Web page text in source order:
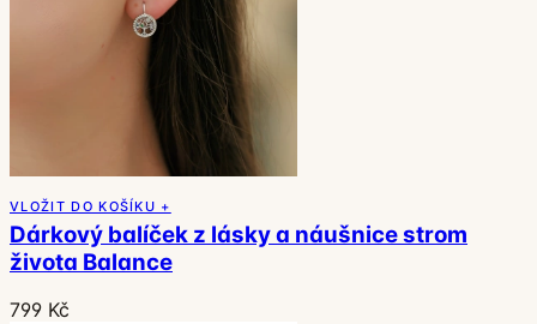
VLOŽIT DO KOŠÍKU +
Dárkový balíček z lásky a náušnice strom
života Balance
799 Kč